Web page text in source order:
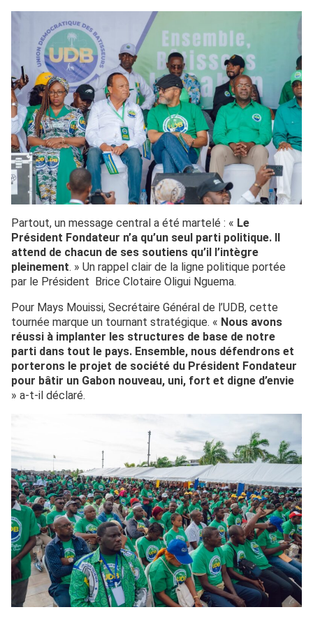
Partout, un message central a été martelé : « Le
Président Fondateur n’a qu’un seul parti politique. Il
attend de chacun de ses soutiens qu’il l’intègre
pleinement. » Un rappel clair de la ligne politique portée
par le Président Brice Clotaire Oligui Nguema.
Pour Mays Mouissi, Secrétaire Général de l’UDB, cette
tournée marque un tournant stratégique. « Nous avons
réussi à implanter les structures de base de notre
parti dans tout le pays. Ensemble, nous défendrons et
porterons le projet de société du Président Fondateur
pour bâtir un Gabon nouveau, uni, fort et digne d’envie
» a-t-il déclaré.